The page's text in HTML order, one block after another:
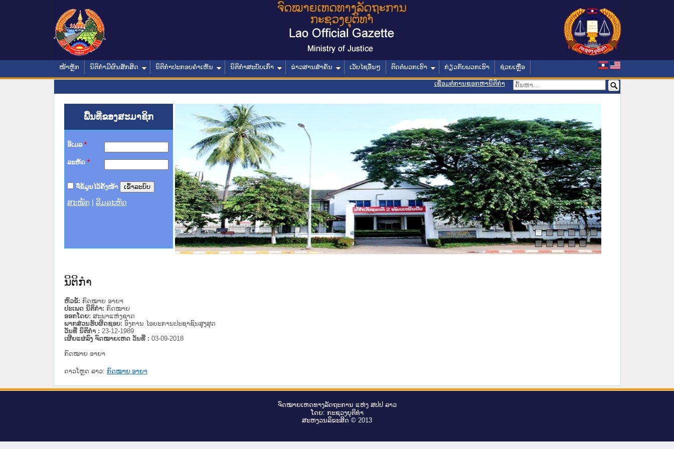
ໜ້າຫຼັກ ນິຕິກໍາມີຜົນສັກສິດ ນິຕິກໍາປະກອບຄໍາເຫັນ ນິຕິກໍາສະບັບເກົ່າ ຂ່າວສານສໍາຄັນ ເວັບໄຊອື່ນໆ ຕິດຕໍ່ພວກເຮົາ ກ່ຽວກັບພວກເຮົາ ຊ່ວຍເຫຼືອ
ເຊື່ອມຕໍ່ການຊອກຫານິຕິກຳ
ພື້ນທີ່ຂອງສະມາຊິກ
ອີເມລ *
ລະຫັດ *
ຈື່ຂໍ້ມູນໄວ້ຄັ້ງໜ້າ
ສະໝັກ ລືມລະຫັດ
ານສະພາປະຊາຊົນ ພາກເໜືອ
ທາງລັດຖະການ
ສຳລັບ ພາກກາງ
ສຳລັບ ພາກໃຕ້
ວິທະຍາຄານຕຳຫຼວດປະຊາຊົນ
ວິທະຍາຄານສັນຕິບານປະຊາຊົນ
າຍເຫດທາງລັດຖະການໃຫ້ຜູ້ປະສານງານ
ຂັ້ນແຂວງພາກເໜືອ
ານສະພາປະຊາຊົນ ພາກກາງ
ນິຕິກໍາ
ຫົວຂໍ້: ກົດໝາຍ ອາຍາ
ປະເພດ ນິຕິກໍາ: ກົດໝາຍ
ອອກໂດຍ: ສະພາແຫ່ງຊາດ
ພາກສ່ວນຮັບຜິດຊອບ: ອົງການ ໄອຍະການປະຊາຊົນສູງສຸດ
ວັນທີ່ ນິຕິກໍາ : 23-12-1989
ເຜີຍແຜ່ລົງ ຈົດໝາຍເຫດ ວັນທີ່ : 03-09-2018
ກົດໝາຍ ອາຍາ
ດາວໂຫຼດ ລາວ: ກົດໝາຍ ອາຍາ
ຈົດ​ໝາຍ​ເຫດ​ທາງ​ລັດ​ຖະ​ການ ແຫ່ງ ສ​ປ​ປ ລາວ
ໂດຍ: ກະ​ຊວງຍຸ​ຕິ​ທຳ
ສະ​ຫງວນ​ລິ​ຂະ​ສິດ © 2013